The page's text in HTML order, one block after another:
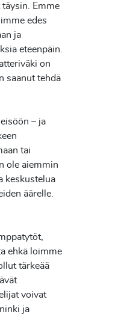
Emme
edes
ja
eteenpäin.
on
saanut tehdä
– ja
tai
ole aiemmin
keskustelua
äärelle.
ehkä loimme
tärkeää
voivat
ja